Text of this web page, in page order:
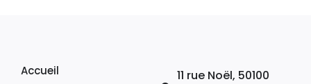
Accueil
11 rue Noël, 50100